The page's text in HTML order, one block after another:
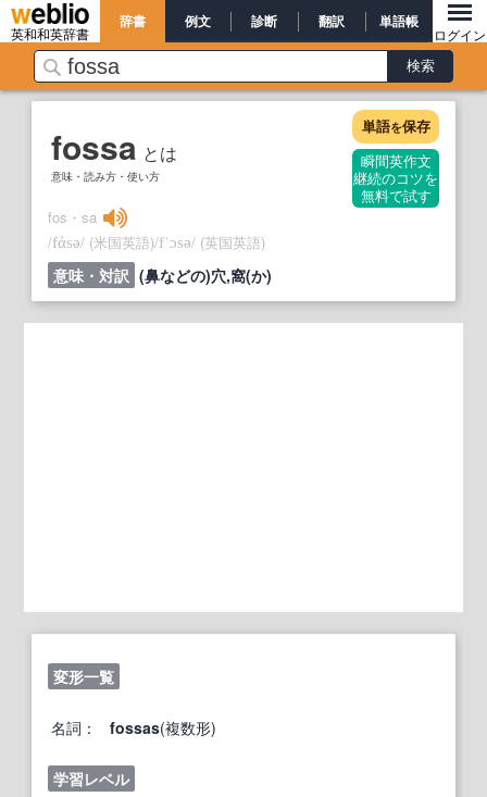
英和和英辞書
辞書 例文 診断 翻訳 単語帳
ログイン
fossa とは
意味・読み方・使い方
単語を保存
瞬間英作文
継続のコツを
無料で試す
fos・sa
/fάsə/ (米国英語)/fˈɔsə/ (英国英語)
意味・対訳 (鼻などの)穴,窩(か)
変形一覧
名詞： fossas(複数形)
学習レベル